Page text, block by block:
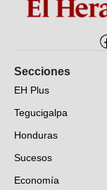
Secciones
EH Plus
Tegucigalpa
Honduras
Sucesos
Economía